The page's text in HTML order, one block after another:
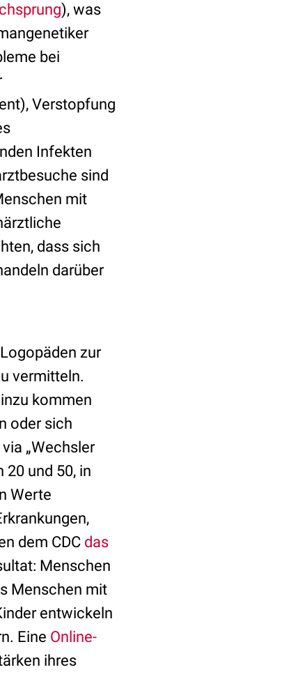
), was
bei
Verstopfung
Infekten
sind
mit
dass sich
darüber
zur
vermitteln.
kommen
oder sich
via „Wechsler
20 und 50, in
Werte
dem CDC das
Menschen
Menschen mit
entwickeln
Eine Online-
ihres